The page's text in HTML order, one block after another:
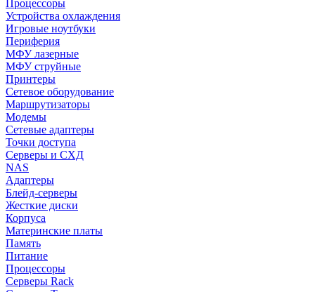
Процессоры
Устройства охлаждения
Игровые ноутбуки
Периферия
МФУ лазерные
МФУ струйные
Принтеры
Сетевое оборудование
Маршрутизаторы
Модемы
Сетевые адаптеры
Точки доступа
Серверы и СХД
NAS
Адаптеры
Блейд-серверы
Жесткие диски
Корпуса
Материнские платы
Память
Питание
Процессоры
Серверы Rack